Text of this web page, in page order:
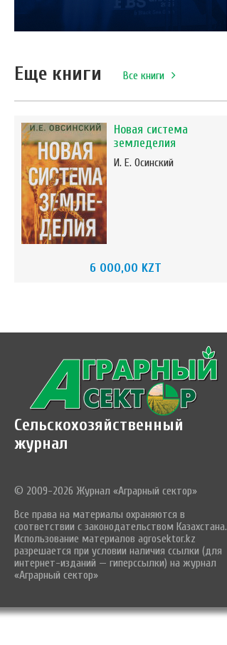
Еще книги Все книги
Новая система
земледелия
И. Е. Осинский
6 000,00 KZT
Сельскохозяйственный
журнал
© 2009-2026 Журнал «Аграрный сектор»
Все права на материалы охраняются в
соответствии с законодательством Казахстана.
Использование материалов agrosektor.kz
разрешается при условии наличия ссылки (для
интернет-изданий — гиперссылки) на журнал
«Аграрный сектор»